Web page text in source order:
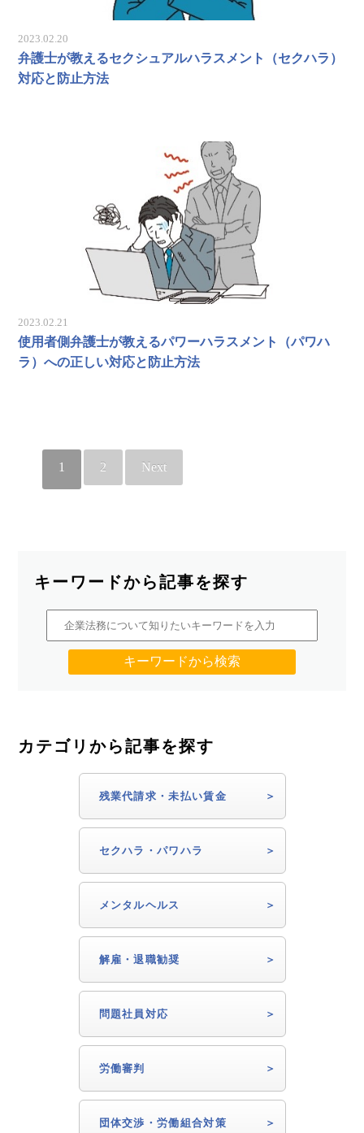
2023.02.20
弁護士が教えるセクシュアルハラスメント（セクハラ）
対応と防止方法
2023.02.21
使用者側弁護士が教えるパワーハラスメント（パワハ
ラ）への正しい対応と防止方法
1 2 Next
キーワードから記事を探す
カテゴリから記事を探す
残業代請求・未払い賃金
セクハラ・パワハラ
メンタルヘルス
解雇・退職勧奨
問題社員対応
労働審判
団体交渉・労働組合対策